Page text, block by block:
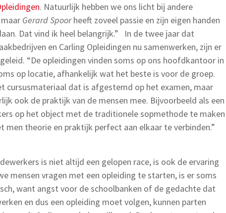
. Natuurlijk hebben we ons licht bij andere
Gerard Spoorheeft zoveel passie en zijn eigen handen
Dat vind ik heel belangrijk.” In de twee jaar dat
en Carling Opleidingen nu samenwerken, zijn er
“De opleidingen vinden soms op ons hoofdkantoor in
op locatie, afhankelijk wat het beste is voor de groep.
cursusmateriaal dat is afgestemd op het examen, maar
ook de praktijk van de mensen mee. Bijvoorbeeld als een
op het object met de traditionele sopmethode te maken
men theorie en praktijk perfect aan elkaar te verbinden.”
is niet altijd een gelopen race, is ook de ervaring
mensen vragen met een opleiding te starten, is er soms
want angst voor de schoolbanken of de gedachte dat
en dus een opleiding moet volgen, kunnen parten